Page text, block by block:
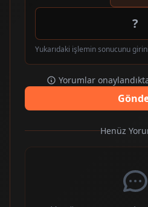
Yukarıdaki işlemin sonucunu
Yorumlar
Henüz